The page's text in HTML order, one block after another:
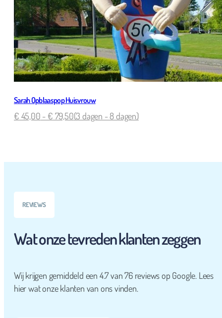
Sarah Opblaaspop Huisvrouw
€ 45,00 - € 79,50(3 dagen - 8 dagen)
REVIEWS
Wat onze tevreden klanten zeggen
Wij krijgen gemiddeld een 4.7 van 76 reviews op Google. Lees
hier wat onze klanten van ons vinden.